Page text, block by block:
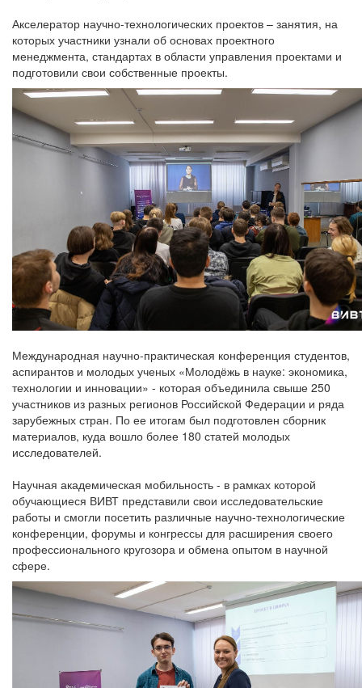
Акселератор научно-технологических проектов – занятия, на
которых участники узнали об основах проектного
менеджмента, стандартах в области управления проектами и
подготовили свои собственные проекты.
Международная научно-практическая конференция студентов,
аспирантов и молодых ученых «Молодёжь в науке: экономика,
технологии и инновации» - которая объединила свыше 250
участников из разных регионов Российской Федерации и ряда
зарубежных стран. По ее итогам был подготовлен сборник
материалов, куда вошло более 180 статей молодых
исследователей.
Научная академическая мобильность - в рамках которой
обучающиеся ВИВТ представили свои исследовательские
работы и смогли посетить различные научно-технологические
конференции, форумы и конгрессы для расширения своего
профессионального кругозора и обмена опытом в научной
сфере.